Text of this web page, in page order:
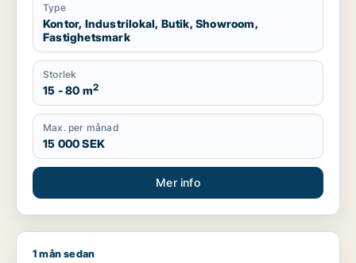
Type
Kontor, Industrilokal, Butik, Showroom,
Fastighetsmark
Storlek
15 - 80 m2
Max. per månad
15 000 SEK
Mer info
Jag söker kontor för uthyrning i Stockholm Innerstad,
1 mån sedan